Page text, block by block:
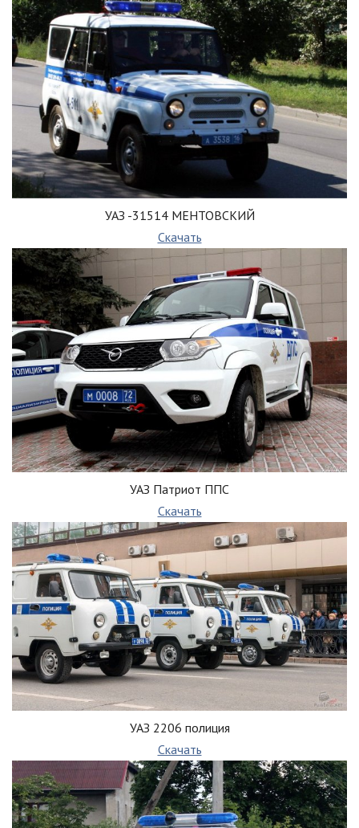
УАЗ -31514 МЕНТОВСКИЙ
Скачать
УАЗ Патриот ППС
Скачать
УАЗ 2206 полиция
Скачать